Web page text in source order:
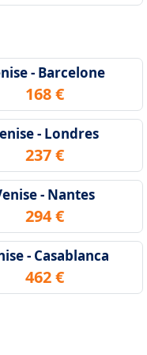
- Barcelone
168 €
- Londres
237 €
- Nantes
294 €
- Casablanca
462 €